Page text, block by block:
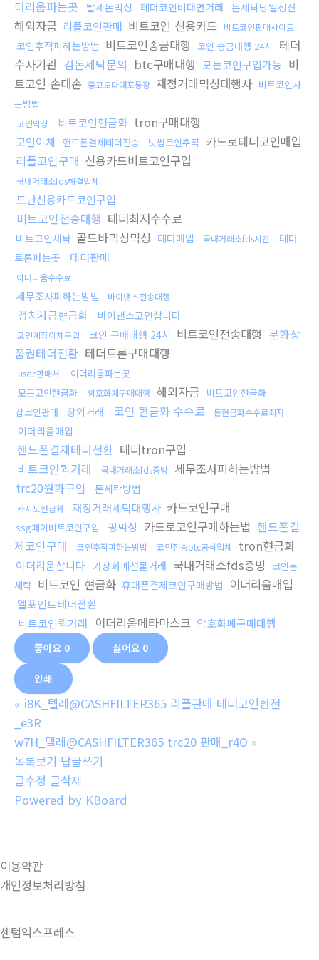
더리움파는곳
탈세돈믹싱 테더코인비대면거래 돈세탁당일정산
해외자금 리플코인판매 비트코인 신용카드 비트코인판매사이트
코인추적피하는방법 비트코인송금대행 코인 송금대행 24시
테더
수사기관 검돈세탁문의 btc구매대행 모든코인구입가능 비
트코인 손대손 중고오다대포통장 재정거래믹싱대행사 비트코인사
는방법
코인믹싱 비트코인현금화 tron구매대행
코인이체 핸드폰결제테더전송 빗썸코인추적
카드로테더코인매입
리플코인구매 신용카드비트코인구입
국내거래소fds해결업체
도난신용카드코인구입
비트코인전송대행 테더최저수수료
비트코인세탁 골드바믹싱믹싱 테더매입 국내거래소fds시간
테더
트론파는곳
테더판매
이더리움수수료
세무조사피하는방법 바이낸스전송대행
정치자금현금화 바이낸스코인삽니다
코인계좌이체구입 코인 구매대행 24시 비트코인전송대행 문화상
품권테더전환 테더트론구매대행
usdc판매처
이더리움파는곳
모든코인현금화
암호화폐구매대행 해외자금 비트코인현금화
잡코인판매
장외거래 코인 현금화 수수료 돈현금화수수료최저
이더리움매입
핸드폰결제테더전환 테더tron구입
비트코인퀵거래
국내거래소fds증빙
세무조사피하는방법
trc20원화구입
돈세탁방법
카지노현금화 재정거래세탁대행사 카드코인구매
ssg페이비트코인구입 핑믹싱 카드로코인구매하는법 핸드폰결
제코인구매
코인추적피하는방법 코인전송otc공식업체 tron현금화
이더리움삽니다 가상화폐선물거래 국내거래소fds증빙
코인돈
세탁 비트코인 현금화 휴대폰결제코인구매방법 이더리움매입
엘포인트테더전환
비트코인퀵거래
이더리움메타마스크 암호화폐구매대행
좋아요 0 싫어요 0
인쇄
« i8K_텔레@CASHFILTER365 리플판매 테더코인환전
_e3R
w7H_텔레@CASHFILTER365 trc20 판매_r4O »
목록보기 답글쓰기
글수정 글삭제
Powered by KBoard
이용약관
개인정보처리방침
센텀익스프레스